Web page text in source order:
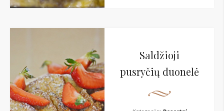
Saldžioji
pusryčių duonelė